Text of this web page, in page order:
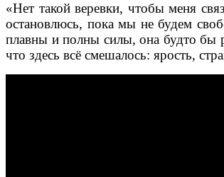
«Нет такой веревки, чтобы меня
остановлюсь, пока мы не будем
плавны и полны силы, она будто бы
что здесь всё смешалось: ярость,